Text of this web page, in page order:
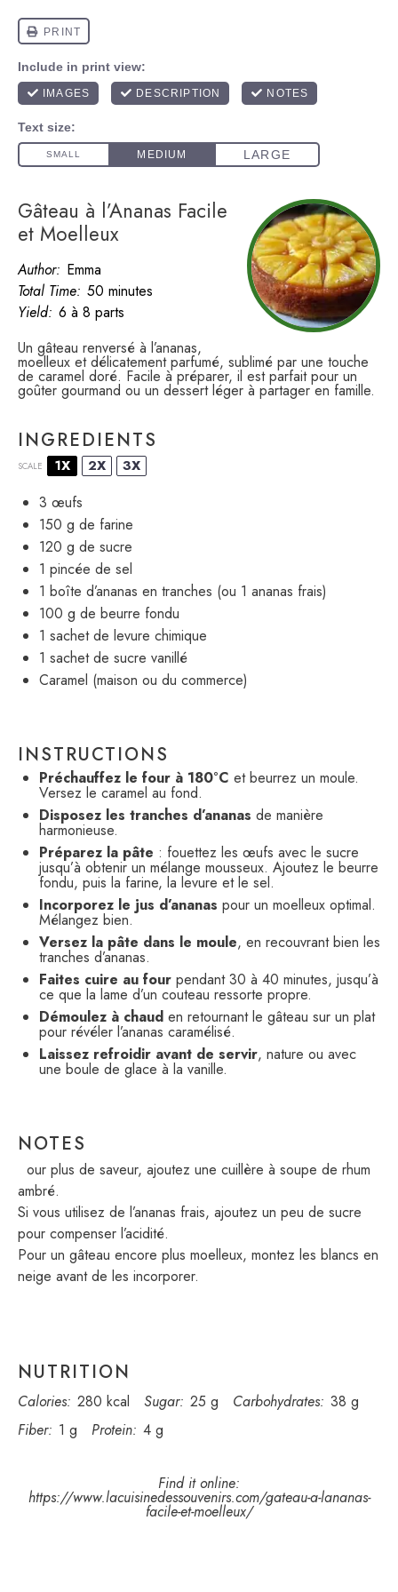
Gâteau à l’Ananas Facile
et Moelleux
Author: Emma
Total Time: 50 minutes
Yield: 6 à 8 parts
Un gâteau renversé à l’ananas,
moelleux et délicatement parfumé, sublimé par une touche
de caramel doré. Facile à préparer, il est parfait pour un
goûter gourmand ou un dessert léger à partager en famille.
INGREDIENTS
SCALE 1X 2X 3X
3 œufs
150 g de farine
120 g de sucre
1 pincée de sel
1 boîte d’ananas en tranches (ou 1 ananas frais)
100 g de beurre fondu
1 sachet de levure chimique
1 sachet de sucre vanillé
Caramel (maison ou du commerce)
INSTRUCTIONS
Préchauffez le four à 180°C et beurrez un moule.
Versez le caramel au fond.
Disposez les tranches d’ananas de manière
harmonieuse.
Préparez la pâte : fouettez les œufs avec le sucre
jusqu’à obtenir un mélange mousseux. Ajoutez le beurre
fondu, puis la farine, la levure et le sel.
Incorporez le jus d’ananas pour un moelleux optimal.
Mélangez bien.
Versez la pâte dans le moule, en recouvrant bien les
tranches d’ananas.
Faites cuire au four pendant 30 à 40 minutes, jusqu’à
ce que la lame d’un couteau ressorte propre.
Démoulez à chaud en retournant le gâteau sur un plat
pour révéler l’ananas caramélisé.
Laissez refroidir avant de servir, nature ou avec
une boule de glace à la vanille.
NOTES
Pour plus de saveur, ajoutez une cuillère à soupe de rhum
ambré.
Si vous utilisez de l’ananas frais, ajoutez un peu de sucre
pour compenser l’acidité.
Pour un gâteau encore plus moelleux, montez les blancs en
neige avant de les incorporer.
NUTRITION
Calories: 280 kcal Sugar: 25 g Carbohydrates: 38 g
Fiber: 1 g Protein: 4 g
Find it online:
https://www.lacuisinedessouvenirs.com/gateau-a-lananas-
facile-et-moelleux/